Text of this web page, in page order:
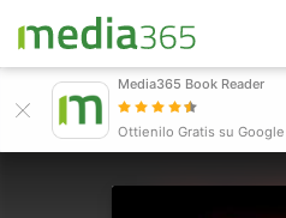
Media365 Book Reader
Ottienilo Gratis su Google